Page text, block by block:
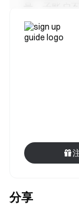
号。子账户
做市商、
动。
如翻译版
Gate对本
英国以及
细资讯请阅
请务必注意
分享